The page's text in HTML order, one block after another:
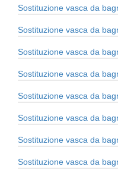
Sostituzione vasca da
Sostituzione vasca da
Sostituzione vasca da
Sostituzione vasca da
Sostituzione vasca da
Sostituzione vasca da
Sostituzione vasca da
Sostituzione vasca da